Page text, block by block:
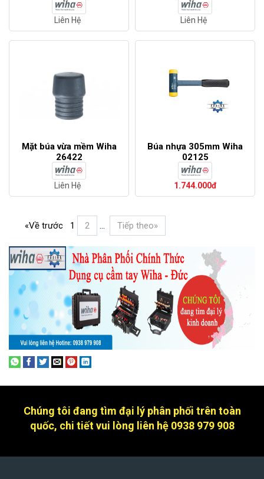
Liên Hệ Liên Hệ
Mặt búa vừa mềm Wiha
26422
Liên Hệ
Búa nhựa 305mm Wiha
02125
1.744.000đ
«Về trước 1 2 ... Tiếp theo»
Chúng tôi đang tìm đại lý phân phối trên toàn
quốc, chi tiết vui lòng liên hệ 0938 979 908